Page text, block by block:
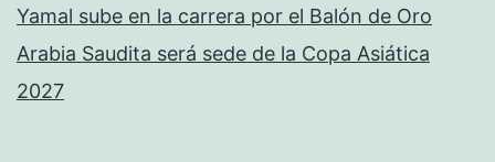
Yamal sube en la carrera por el Balón de Oro
Arabia Saudita será sede de la Copa Asiática
2027